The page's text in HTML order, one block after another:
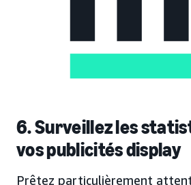
6. Surveillez les
vos publicités display
Prêtez particulièrement